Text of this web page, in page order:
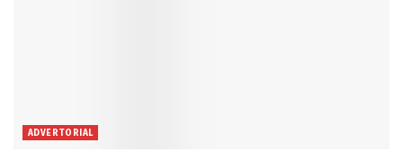
ADVERTORIAL